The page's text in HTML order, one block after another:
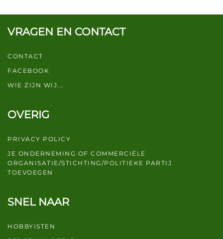
VRAGEN EN CONTACT
CONTACT
FACEBOOK
WIE ZIJN WIJ...
OVERIG
PRIVACY POLICY
JE ONDERNEMING OF COMMERCIËLE
ORGANISATIE/STICHTING/POLITIEKE PARTIJ
TOEVOEGEN
SNEL NAAR
HOBBYISTEN